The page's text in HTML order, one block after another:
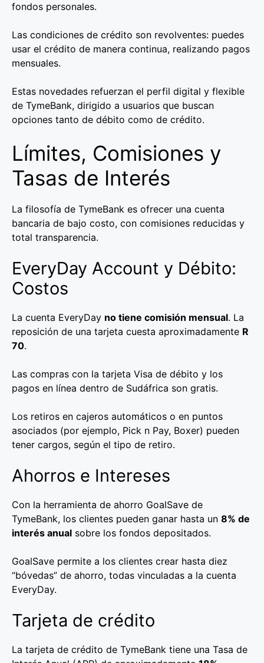
fondos personales.
Las condiciones de crédito son revolventes: puedes
usar el crédito de manera continua, realizando pagos
mensuales.
Estas novedades refuerzan el perfil digital y flexible
de TymeBank, dirigido a usuarios que buscan
opciones tanto de débito como de crédito.
Límites, Comisiones y
Tasas de Interés
La filosofía de TymeBank es ofrecer una cuenta
bancaria de bajo costo, con comisiones reducidas y
total transparencia.
EveryDay Account y Débito:
Costos
La cuenta EveryDay no tiene comisión mensual. La
reposición de una tarjeta cuesta aproximadamente R
70.
Las compras con la tarjeta Visa de débito y los
pagos en línea dentro de Sudáfrica son gratis.
Los retiros en cajeros automáticos o en puntos
asociados (por ejemplo, Pick n Pay, Boxer) pueden
tener cargos, según el tipo de retiro.
Ahorros e Intereses
Con la herramienta de ahorro GoalSave de
TymeBank, los clientes pueden ganar hasta un 8% de
interés anual sobre los fondos depositados.
GoalSave permite a los clientes crear hasta diez
“bóvedas” de ahorro, todas vinculadas a la cuenta
EveryDay.
Tarjeta de crédito
La tarjeta de crédito de TymeBank tiene una Tasa de